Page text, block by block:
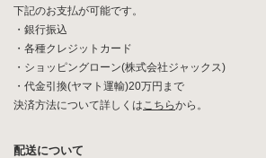
下記のお支払が可能です。
・銀行振込
・各種クレジットカード
・ショッピングローン(株式会社ジャックス)
・代金引換(ヤマト運輸)20万円まで
決済方法について詳しくはこちらから。
配送について